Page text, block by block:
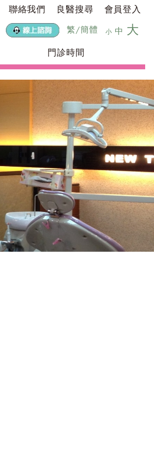
聯絡我們 良醫搜尋 會員登入
小 中 大
繁/簡體
門診時間